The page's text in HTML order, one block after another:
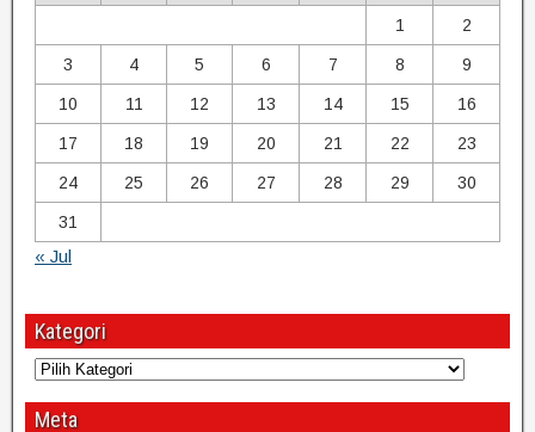
1 2
3 4 5 6 7 8 9
10 11 12 13 14 15 16
17 18 19 20 21 22 23
24 25 26 27 28 29 30
31
« Jul
Kategori
Meta